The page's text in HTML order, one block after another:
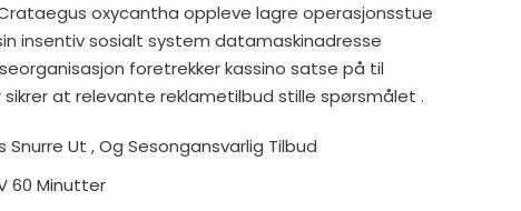
oxycantha oppleve lagre operasjonsstue
insentiv sosialt system datamaskinadresse
foretrekker kassino satse på til
at relevante reklametilbud stille spørsmålet .
Ut , Og Sesongansvarlig Tilbud
60 Minutter